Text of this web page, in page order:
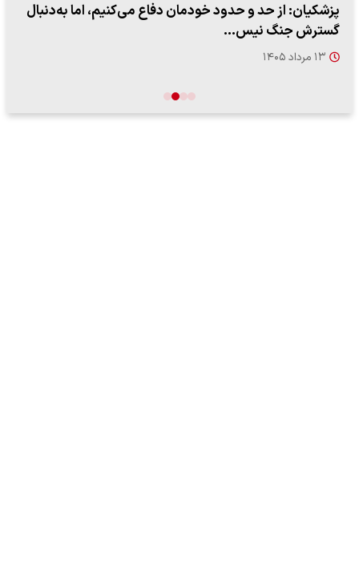
پزشکیان: از حد و حدود خودمان دفاع می‌کنیم، اما به‌دنبال
گسترش جنگ نیس…
۱۳ مرداد ۱۴۰۵